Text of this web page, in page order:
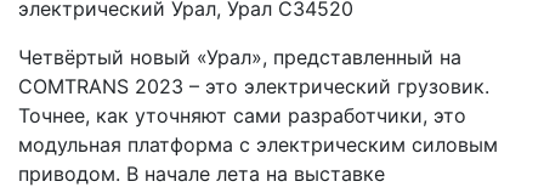
Четвёртый новый «Урал», представленный на
COMTRANS 2023 – это электрический грузовик.
Точнее, как уточняют сами разработчики, это
модульная платформа с электрическим силовым
приводом. В начале лета на выставке